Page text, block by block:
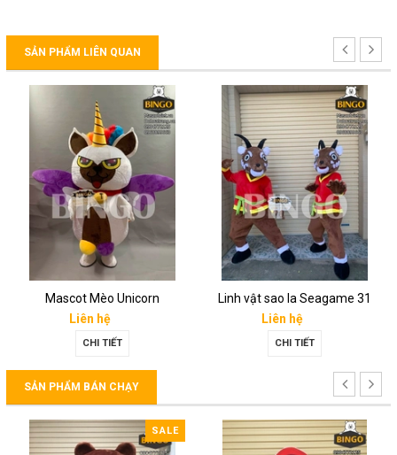
SẢN PHẨM LIÊN QUAN
Mascot Mèo Unicorn
Liên hệ
CHI TIẾT
Linh vật sao la Seagame 31
Liên hệ
CHI TIẾT
SẢN PHẨM BÁN CHẠY
SALE